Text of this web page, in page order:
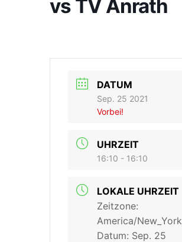
vs TV Anrath
DATUM
Sep. 25 2021
Vorbei!
UHRZEIT
16:10 - 16:10
LOKALE UHRZEIT
Zeitzone:
America/New_York
Datum: Sep. 25